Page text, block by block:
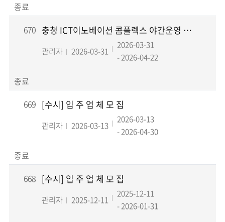
종료
670
충청 ICT이노베이션 콤플렉스 야간운영 및 프로그램 운영기관 모집
관리자 2026-03-31
2026-03-31
- 2026-04-22
종료
669 [수시] 입 주 업 체 모 집
관리자 2026-03-13
2026-03-13
- 2026-04-30
종료
668 [수시] 입 주 업 체 모 집
관리자 2025-12-11
2025-12-11
- 2026-01-31